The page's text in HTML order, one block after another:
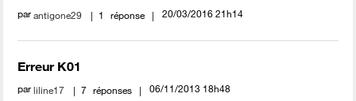
parantigone29 1 réponse ‎20/03/2016 21h14
Erreur K01
parliline17 7 réponses ‎06/11/2013 18h48